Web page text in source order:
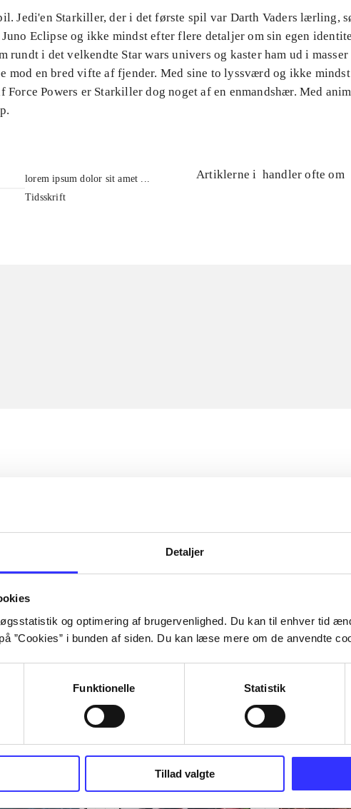
Detaljer
og optimering af brugervenlighed. Du kan til enhver tid
”Cookies” i bunden af siden. Du kan læse mere om de anvendte
Funktionelle Statistik
Tillad valgte
Jedi'en Starkiller, der i det første spil var Darth Vaders lærling,
Eclipse og ikke mindst efter flere detaljer om sin egen
rundt i det velkendte Star wars univers og kaster ham ud i
mod en bred vifte af fjender. Med sine to lyssværd og ikke mindst
Force Powers er Starkiller dog noget af en enmandshær. Med
lorem ipsum dolor sit amet ...
Tidsskrift
Artiklerne i handler ofte om